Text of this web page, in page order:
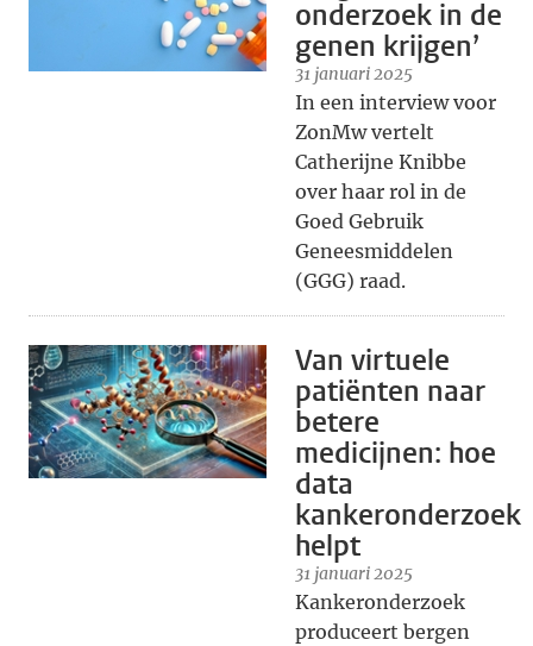
onderzoek in de
genen krijgen’
31 januari 2025
In een interview voor
ZonMw vertelt
Catherijne Knibbe
over haar rol in de
Goed Gebruik
Geneesmiddelen
(GGG) raad.
Van virtuele
patiënten naar
betere
medicijnen: hoe
data
kankeronderzoek
helpt
31 januari 2025
Kankeronderzoek
produceert bergen